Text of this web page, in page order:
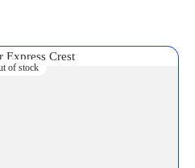
of stock